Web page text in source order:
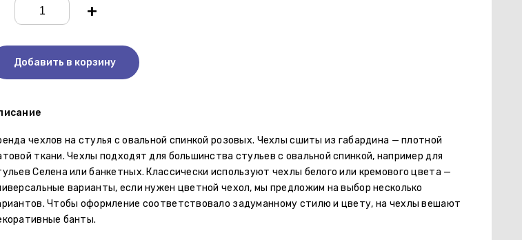
+
Добавить в корзину
чехлов на стулья с овальной спинкой розовых. Чехлы сшиты из габардина — плотной
ткани. Чехлы подходят для большинства стульев с овальной спинкой, например для
Селена или банкетных. Классически используют чехлы белого или кремового цвета —
варианты, если нужен цветной чехол, мы предложим на выбор несколько
Чтобы оформление соответствовало задуманному стилю и цвету, на чехлы вешают
банты.